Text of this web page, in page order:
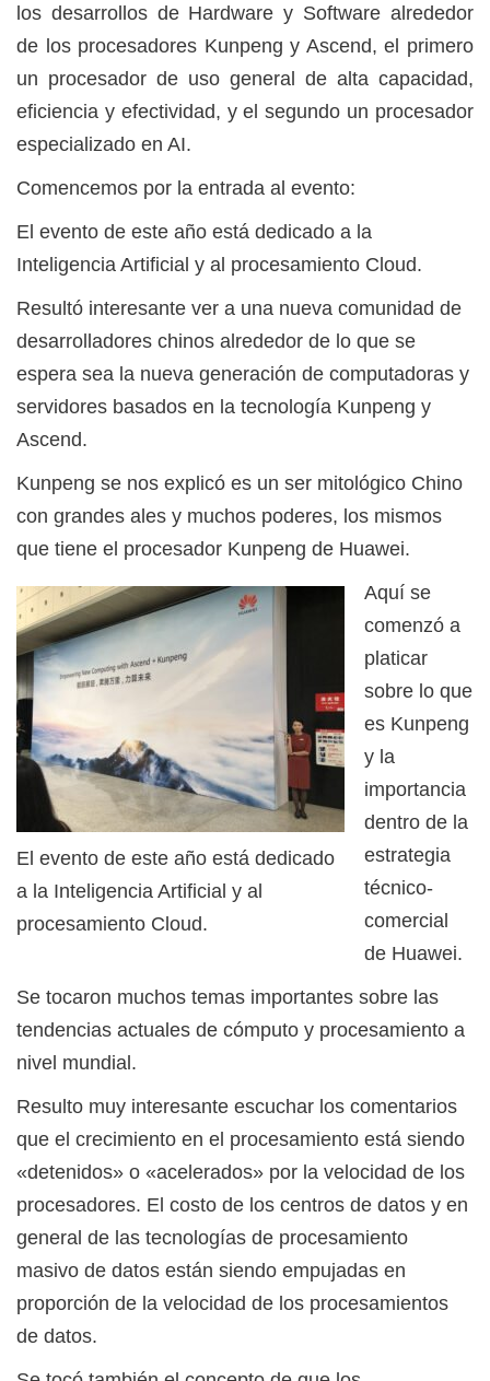
los desarrollos de Hardware y Software alrededor
de los procesadores Kunpeng y Ascend, el primero
un procesador de uso general de alta capacidad,
eficiencia y efectividad, y el segundo un procesador
especializado en AI.
Comencemos por la entrada al evento:
El evento de este año está dedicado a la
Inteligencia Artificial y al procesamiento Cloud.
Resultó interesante ver a una nueva comunidad de
desarrolladores chinos alrededor de lo que se
espera sea la nueva generación de computadoras y
servidores basados en la tecnología Kunpeng y
Ascend.
Kunpeng se nos explicó es un ser mitológico Chino
con grandes ales y muchos poderes, los mismos
que tiene el procesador Kunpeng de Huawei.
El evento de este año está dedicado
a la Inteligencia Artificial y al
procesamiento Cloud.
Aquí se
comenzó a
platicar
sobre lo que
es Kunpeng
y la
importancia
dentro de la
estrategia
técnico-
comercial
de Huawei.
Se tocaron muchos temas importantes sobre las
tendencias actuales de cómputo y procesamiento a
nivel mundial.
Resulto muy interesante escuchar los comentarios
que el crecimiento en el procesamiento está siendo
«detenidos» o «acelerados» por la velocidad de los
procesadores. El costo de los centros de datos y en
general de las tecnologías de procesamiento
masivo de datos están siendo empujadas en
proporción de la velocidad de los procesamientos
de datos.